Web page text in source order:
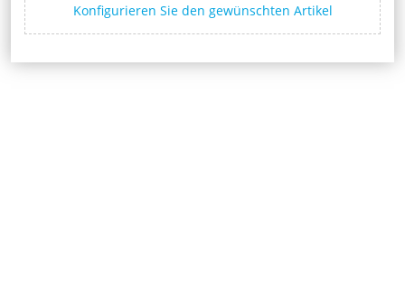
Konfigurieren Sie den gewünschten Artikel